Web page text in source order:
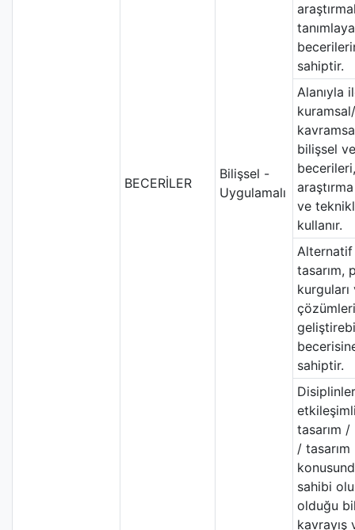
BECERİLER
Bilişsel -
Uygulamalı
sahiptir.
Alanıyla
kuramsal/
bilişsel
becerileri,
ve
kullanır.
Alternatif
tasarım,
kurguları
çözümleri
sahiptir.
tasarım
/ tasarım
sahibi
olduğu
kavrayış